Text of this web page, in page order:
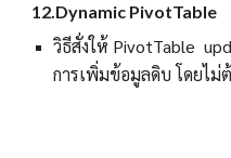
12.Dynamic PivotTable
วิธีสั่งให้ PivotTable
การเพิ่มข้อมูลดิบ โดยไม่